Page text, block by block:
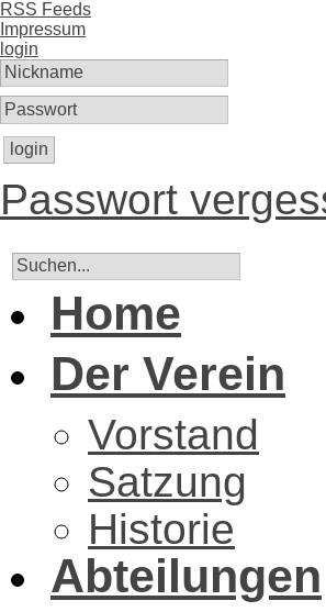
RSS Feeds
Impressum
login
login
Passwort
Home
Der Verein
Vorstand
Satzung
Historie
Abteilungen